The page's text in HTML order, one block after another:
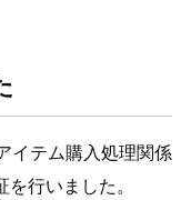
イテム購入処理関係
行いました。